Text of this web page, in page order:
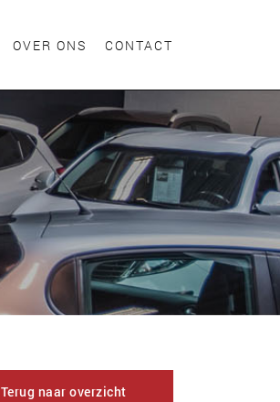
OVER ONS CONTACT
Terug naar overzicht